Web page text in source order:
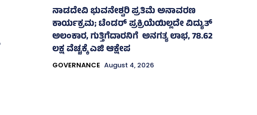
ನಾಡದೇವಿ ಭುವನೇಶ್ವರಿ ಪ್ರತಿಮೆ ಅನಾವರಣ
ಕಾರ್ಯಕ್ರಮ; ಟೆಂಡರ್ ಪ್ರಕ್ರಿಯೆಯಿಲ್ಲದೇ ವಿದ್ಯುತ್‌
ಅಲಂಕಾರ, ಗುತ್ತಿಗೆದಾರನಿಗೆ ಅನಗತ್ಯ ಲಾಭ, 78.62
ಲಕ್ಷ ವೆಚ್ಚಕ್ಕೆ ಎಜಿ ಆಕ್ಷೇಪ
GOVERNANCE August 4, 2026